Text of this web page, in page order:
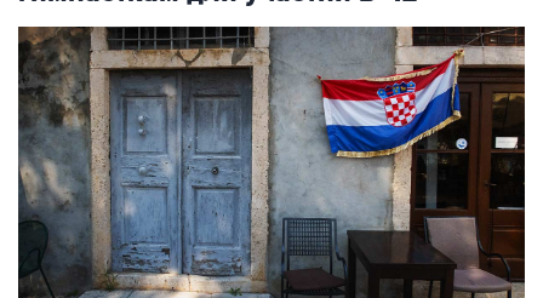
Фото: Jay L Clendenin/Getty Images